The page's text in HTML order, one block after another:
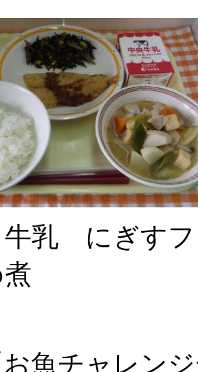
乳 にぎす
魚チャレン